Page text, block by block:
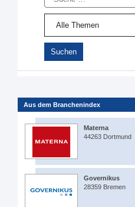
Aus dem Branchenindex
Materna
44263 Dortmund
Governikus
28359 Bremen